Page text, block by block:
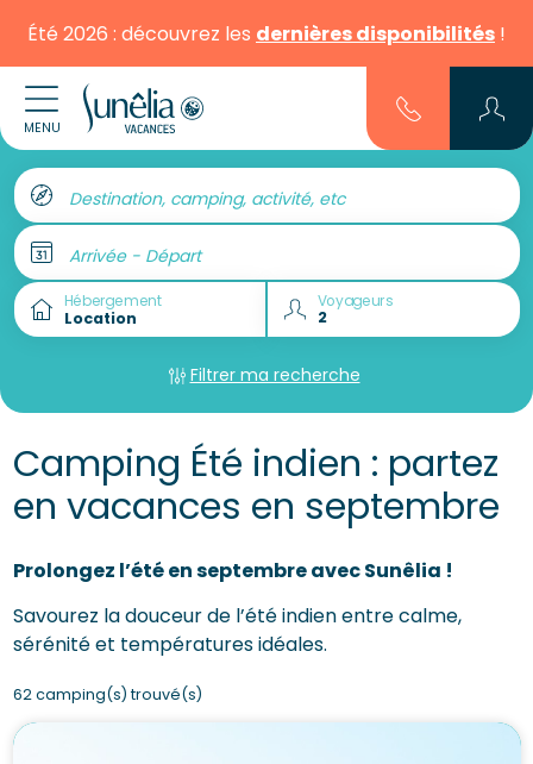
Été 2026 : découvrez les dernières disponibilités !
MENU
Destination, camping, activité, etc
Arrivée - Départ
Hébergement Voyageurs
Filtrer ma recherche
Camping Été indien : partez
en vacances en septembre
Prolongez l’été en septembre avec Sunêlia !
Savourez la douceur de l’été indien entre calme,
sérénité et températures idéales.
62 camping(s) trouvé(s)